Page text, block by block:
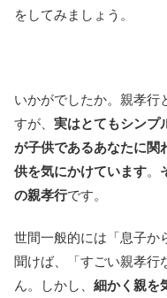
をしてみましょう。
いかがでしたか。親孝行
すが、 実はとてもシンプ
が子供であるあなたに関
供を気にかけています。
の親孝行です。
世間一般的には「息子か
聞けば、「すごい親孝行
ん。しかし、 細かく親を